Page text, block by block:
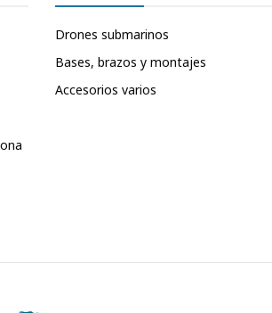
Drones submarinos
Bases, brazos y montajes
Accesorios varios